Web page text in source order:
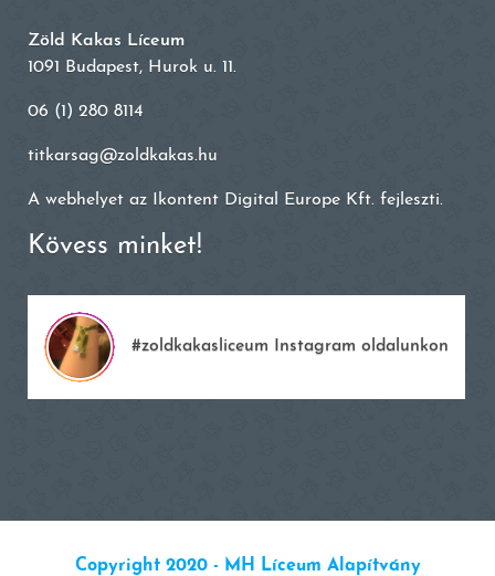
Zöld Kakas Líceum
1091 Budapest, Hurok u. 11.
06 (1) 280 8114
titkarsag@zoldkakas.hu
A webhelyet az Ikontent Digital Europe Kft. fejleszti.
Kövess minket!
#zoldkakasliceum Instagram oldalunkon
Copyright 2020 - MH Líceum Alapítvány